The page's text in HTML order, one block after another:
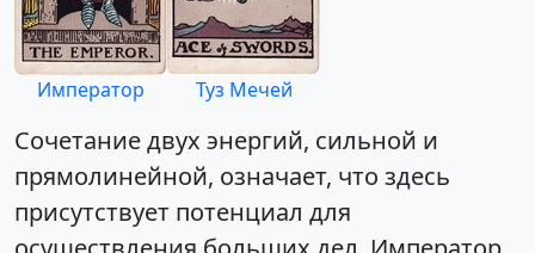
Император Туз Мечей
Сочетание двух энергий, сильной и
прямолинейной, означает, что здесь
присутствует потенциал для